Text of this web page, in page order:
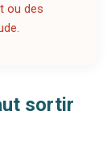
ou des
sortir